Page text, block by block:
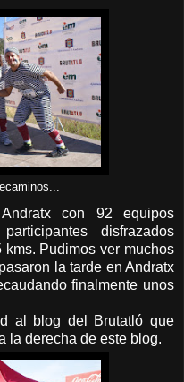
con 92 equipos
disfrazados
Pudimos ver muchos
la tarde en Andratx
finalmente unos
al blog del Brutatló que
la derecha de este blog.